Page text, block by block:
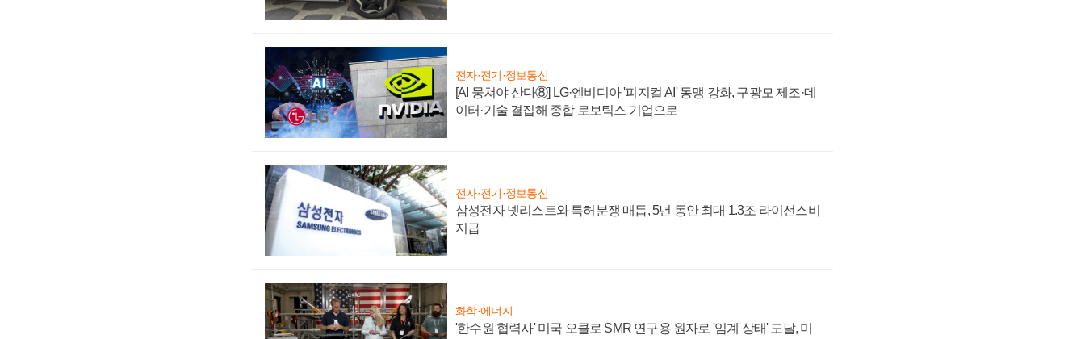
전자·전기·정보통신
[AI 뭉쳐야 산다⑧] LG·엔비디아 '피지컬 AI' 동맹 강화, 구광모 제조·데
이터·기술 결집해 종합 로보틱스 기업으로
전자·전기·정보통신
삼성전자 넷리스트와 특허분쟁 매듭, 5년 동안 최대 1.3조 라이선스비
지급
화학·에너지
'한수원 협력사' 미국 오클로 SMR 연구용 원자로 '임계 상태' 도달, 미